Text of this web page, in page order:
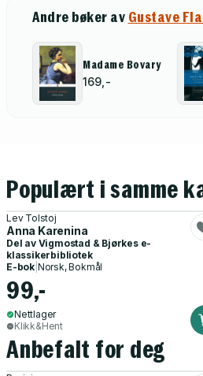
Andre bøker av Gustave
Madame Bovary
169,-
Populært i samme
Lev Tolstoj
Anna Karenina
Del av Vigmostad & Bjørkes e-
klassikerbibliotek
E-bok Norsk, Bokmål
99,-
Nettlager
Klikk&Hent
Anbefalt for deg